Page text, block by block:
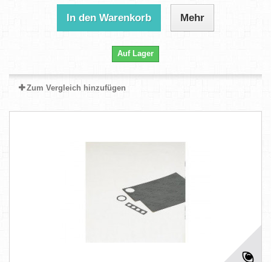
In den Warenkorb Mehr
Auf Lager
Zum Vergleich hinzufügen